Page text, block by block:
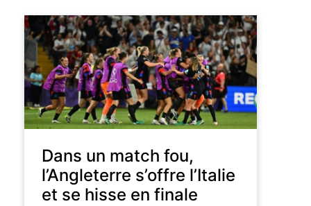
Dans un match fou,
l’Angleterre s’offre l’Italie
et se hisse en finale